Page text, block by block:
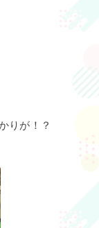
りが！？